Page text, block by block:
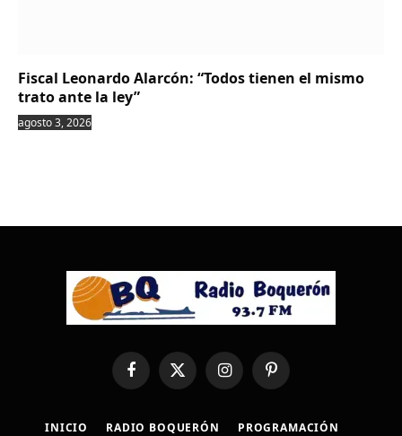
Fiscal Leonardo Alarcón: “Todos tienen el mismo
trato ante la ley”
agosto 3, 2026
FacebookX
(Twitter)
InstagramPinterest
INICIO RADIO BOQUERÓN PROGRAMACIÓN